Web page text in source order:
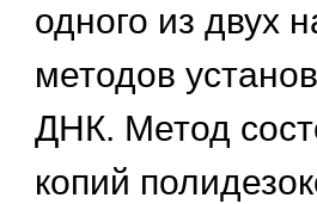
одного из двух
методов
ДНК. Метод
копий